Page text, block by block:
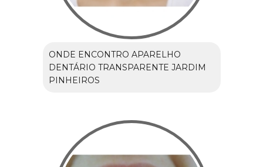
ONDE ENCONTRO APARELHO
DENTÁRIO TRANSPARENTE JARDIM
PINHEIROS